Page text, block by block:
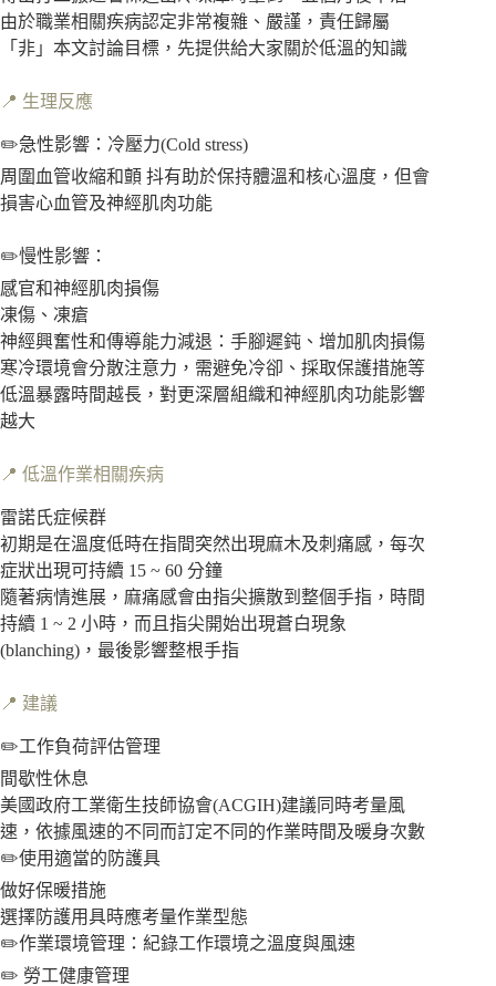
由於職業相關疾病認定非常複雜、嚴謹，責任歸屬
「非」本文討論目標，先提供給大家關於低溫的知識
📍 生理反應
✏️急性影響：冷壓力(Cold stress)
周圍血管收縮和顫 抖有助於保持體溫和核心溫度，但會
損害心血管及神經肌肉功能
✏️慢性影響：
感官和神經肌肉損傷
凍傷、凍瘡
神經興奮性和傳導能力減退：手腳遲鈍、增加肌肉損傷
寒冷環境會分散注意力，需避免冷卻、採取保護措施等
低溫暴露時間越長，對更深層組織和神經肌肉功能影響
越大
📍 低溫作業相關疾病
雷諾氏症候群
初期是在溫度低時在指間突然出現麻木及刺痛感，每次
症狀出現可持續 15 ~ 60 分鐘
隨著病情進展，麻痛感會由指尖擴散到整個手指，時間
持續 1 ~ 2 小時，而且指尖開始出現蒼白現象
(blanching)，最後影響整根手指
📍 建議
✏️工作負荷評估管理
間歇性休息
美國政府工業衛生技師協會(ACGIH)建議同時考量風
速，依據風速的不同而訂定不同的作業時間及暖身次數
✏️使用適當的防護具
做好保暖措施
選擇防護用具時應考量作業型態
✏️作業環境管理：紀錄工作環境之溫度與風速
✏️ 勞工健康管理